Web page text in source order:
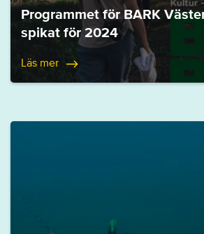
Programmet för BARK
spikat för 2024
Läs mer